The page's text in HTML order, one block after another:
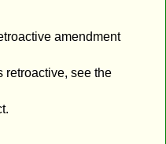
amendment
retroactive, see the